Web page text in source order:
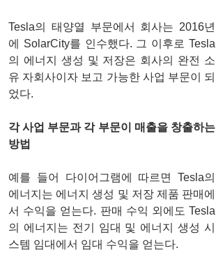
Tesla의 태양열 부문에서 회사는 2016년
에 SolarCity를 인수했다. 그 이후로 Tesla
의 에너지 생성 및 저장은 회사의 완전 소
유 자회사이자 보고 가능한 사업 부문이 되
었다.
각 사업 부문과 각 부문이 매출을 창출하는
방법
예를 들어 다이어그램에 따르면 Tesla의
에너지는 에너지 생성 및 저장 제품 판매에
서 수익을 얻는다. 판매 수익 외에도 Tesla
의 에너지는 전기 임대 및 에너지 생성 시
스템 임대에서 임대 수익을 얻는다.